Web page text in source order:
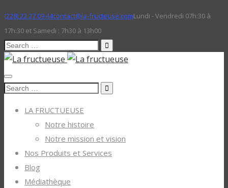
(228) 22 27 09 44contact@la-fructeuse.comLundi - Vendredi 07h:30 à
17h:30 et Samedi : 7h30 à 13h00
Search
for:
Search
LA FRUCTUEUSE
Notre histoire
Notre mission et vision
Nos Produits et Services
Blog
Médiathèque